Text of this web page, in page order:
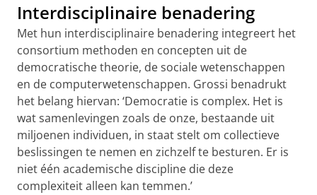
Interdisciplinaire benadering
Met hun interdisciplinaire benadering integreert het
consortium methoden en concepten uit de
democratische theorie, de sociale wetenschappen
en de computerwetenschappen. Grossi benadrukt
het belang hiervan: ‘Democratie is complex. Het is
wat samenlevingen zoals de onze, bestaande uit
miljoenen individuen, in staat stelt om collectieve
beslissingen te nemen en zichzelf te besturen. Er is
niet één academische discipline die deze
complexiteit alleen kan temmen.’